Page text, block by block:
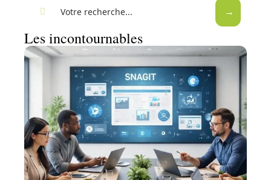
Les incontournables